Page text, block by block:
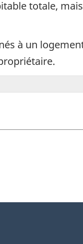
totale,
à un